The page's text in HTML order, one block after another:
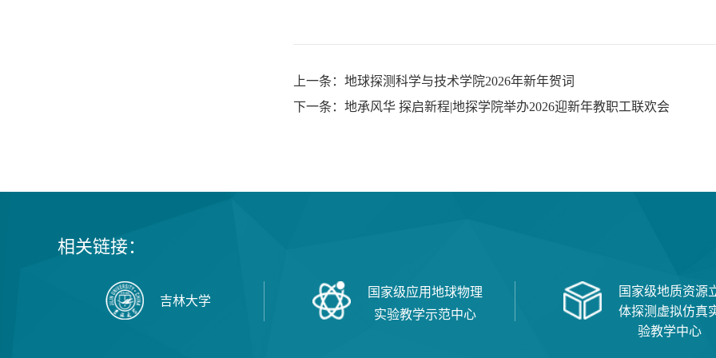
上一条：地球探测科学与技术学院2026年新年贺词
下一条：地承风华 探启新程|地探学院举办2026迎新年教职工联欢会
相关链接：
吉林大学
国家级应用地球物理
实验教学示范中心
国家级地质资源
体探测虚拟仿真
验教学中心